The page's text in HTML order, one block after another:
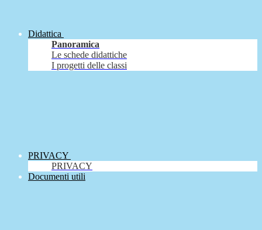
Didattica
Panoramica
Le schede didattiche
I progetti delle classi
PRIVACY
PRIVACY
Documenti utili